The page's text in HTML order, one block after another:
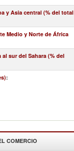
y Asia central (% del total
Medio y Norte de África
sur del Sahara (% del
:
COMERCIO